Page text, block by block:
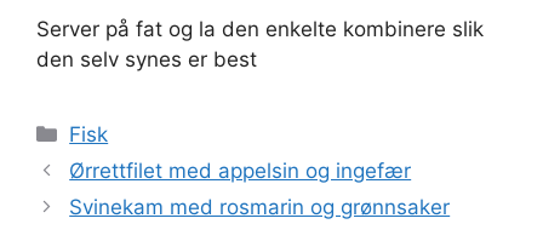
Server på fat og la den enkelte kombinere slik
den selv synes er best
Kategorier
Fisk
Ørrettfilet med appelsin og ingefær
Svinekam med rosmarin og grønnsaker